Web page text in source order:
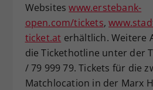
Websiteswww.erstebank-
open.com/tickets,
ticket.at erhältlich. Weitere
die Tickethotline unter der
/ 79 999 79. Tickets für die
Matchlocation in der Marx